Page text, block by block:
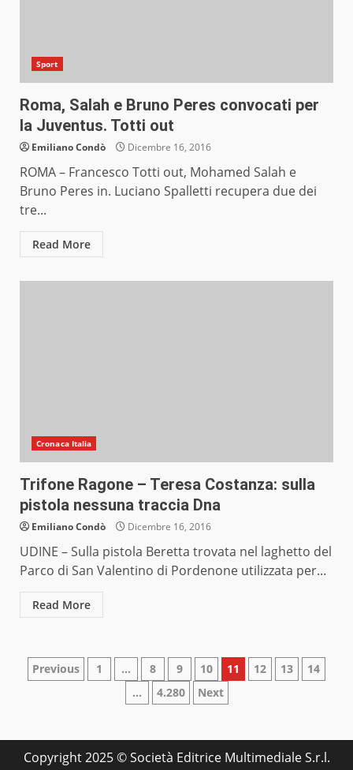
Sport
Roma, Salah e Bruno Peres convocati per
la Juventus. Totti out
Emiliano Condò Dicembre 16, 2016
ROMA – Francesco Totti out, Mohamed Salah e
Bruno Peres in. Luciano Spalletti recupera due dei
tre...
Read More
Cronaca Italia
Trifone Ragone – Teresa Costanza: sulla
pistola nessuna traccia Dna
Emiliano Condò Dicembre 16, 2016
UDINE – Sulla pistola Beretta trovata nel laghetto del
Parco di San Valentino di Pordenone utilizzata per...
Read More
Paginazione
articoli
Previous 1 … 8 9 10 11 12 13
14
…
4.280 Next
Copyright 2025 © Società Editrice Multimediale S.r.l.